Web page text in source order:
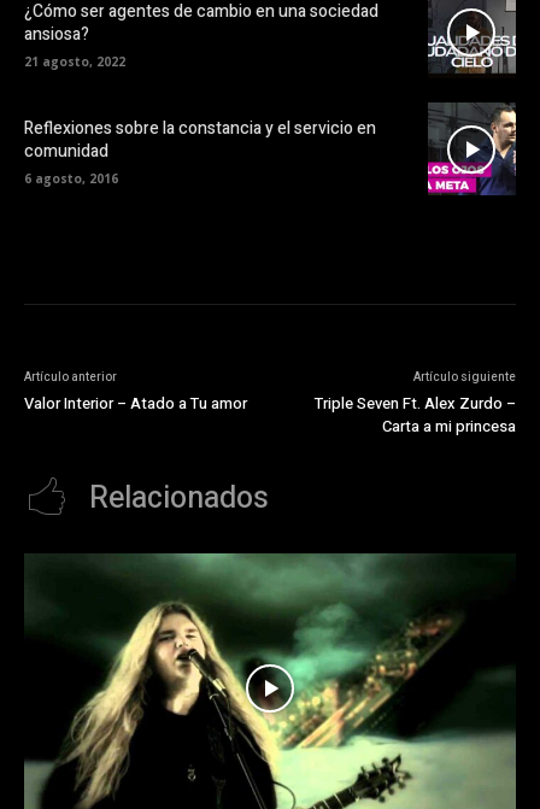
¿Cómo ser agentes de cambio en una sociedad
ansiosa?
21 agosto, 2022
Reflexiones sobre la constancia y el servicio en
comunidad
6 agosto, 2016
Artículo anterior
Valor Interior – Atado a Tu amor
Artículo siguiente
Triple Seven Ft. Alex Zurdo –
Carta a mi princesa
Relacionados